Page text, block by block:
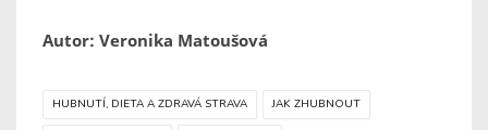
Autor: Veronika Matoušová
HUBNUTÍ, DIETA A ZDRAVÁ STRAVA JAK ZHUBNOUT